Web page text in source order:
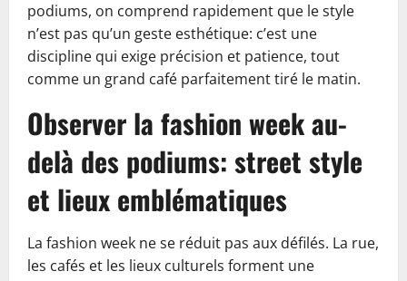
podiums, on comprend rapidement que le style
n’est pas qu’un geste esthétique: c’est une
discipline qui exige précision et patience, tout
comme un grand café parfaitement tiré le matin.
Observer la fashion week au-
delà des podiums: street style
et lieux emblématiques
La fashion week ne se réduit pas aux défilés. La rue,
les cafés et les lieux culturels forment une